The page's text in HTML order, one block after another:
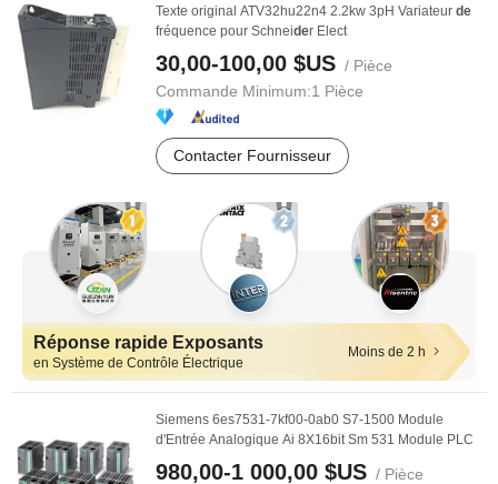
Texte original ATV32hu22n4 2.2kw 3pH Variateur de
fréquence pour Schneider Elect
30,00-100,00 $US / Pièce
Commande Minimum:1 Pièce
Contacter Fournisseur
Réponse rapide Exposants
en Système de Contrôle Électrique
Moins de 2 h
Siemens 6es7531-7kf00-0ab0 S7-1500 Module
d'Entrée Analogique Ai 8X16bit Sm 531 Module PLC
980,00-1 000,00 $US / Pièce